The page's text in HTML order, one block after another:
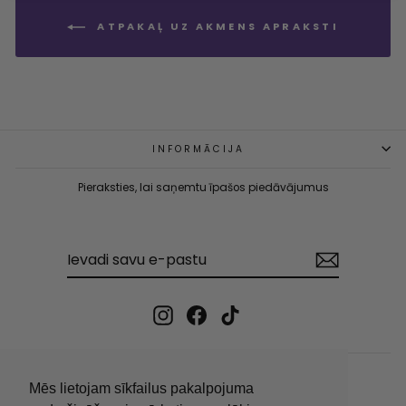
Mēs lietojam sīkfailus pakalpojuma
ATPAKAĻ UZ AKMENS APRAKSTI
INFORMĀCIJA
Pieraksties, lai saņemtu īpašos piedāvājumus
Instagram
FacebookTikTok